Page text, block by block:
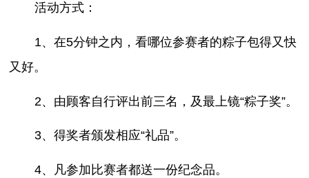
活动方式：
1、在5分钟之内，看哪位参赛者的粽子包得又快
又好。
2、由顾客自行评出前三名，及最上镜“粽子奖”。
3、得奖者颁发相应“礼品”。
4、凡参加比赛者都送一份纪念品。